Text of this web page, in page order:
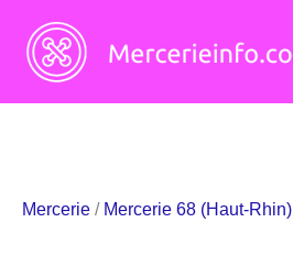
contenu
Mercerie / Mercerie 68 (Haut-Rhin)